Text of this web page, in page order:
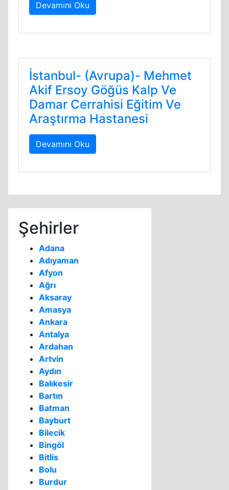
Devamını Oku
İstanbul- (Avrupa)- Mehmet
Akif Ersoy Göğüs Kalp Ve
Damar Cerrahisi Eğitim Ve
Araştırma Hastanesi
Devamını Oku
Şehirler
Adana
Adıyaman
Afyon
Ağrı
Aksaray
Amasya
Ankara
Antalya
Ardahan
Artvin
Aydın
Balıkesir
Bartın
Batman
Bayburt
Bilecik
Bingöl
Bitlis
Bolu
Burdur